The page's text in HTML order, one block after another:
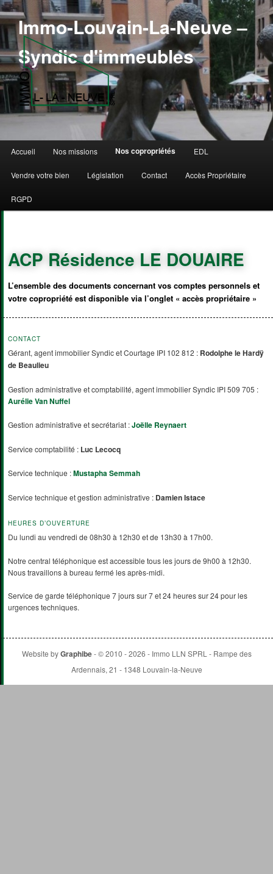
Immo-Louvain-La-Neuve –
Syndic d'immeubles
Aller au contenu principal
Aller au contenu secondaire
Accueil Nos missions Nos copropriétés EDL
Vendre votre bien Législation Contact Accès Propriétaire
RGPD
ACP Résidence LE DOUAIRE
L’ensemble des documents concernant vos comptes personnels et
votre copropriété est disponible via l’onglet « accès propriétaire »
CONTACT
Gérant, agent immobilier Syndic et Courtage IPI 102 812 : Rodolphe le Hardÿ
de Beaulieu
Gestion administrative et comptabilité, agent immobilier Syndic IPI 509 705 :
Aurélie Van Nuffel
Gestion administrative et secrétariat :Joëlle Reynaert
Service comptabilité : Luc Lecocq
Service technique :Mustapha Semmah
Service technique et gestion administrative : Damien Istace
HEURES D’OUVERTURE
Du lundi au vendredi de 08h30 à 12h30 et de 13h30 à 17h00.
Notre central téléphonique est accessible tous les jours de 9h00 à 12h30.
Nous travaillons à bureau fermé les après-midi.
Service de garde téléphonique 7 jours sur 7 et 24 heures sur 24 pour les
urgences techniques.
Website byGraphibe- © 2010 - 2026 - Immo LLN SPRL - Rampe des
Ardennais, 21 - 1348 Louvain-la-Neuve